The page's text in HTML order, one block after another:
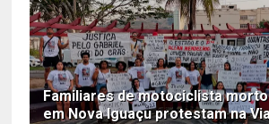
Familiares de motociclista
em Nova Iguaçu protestam na